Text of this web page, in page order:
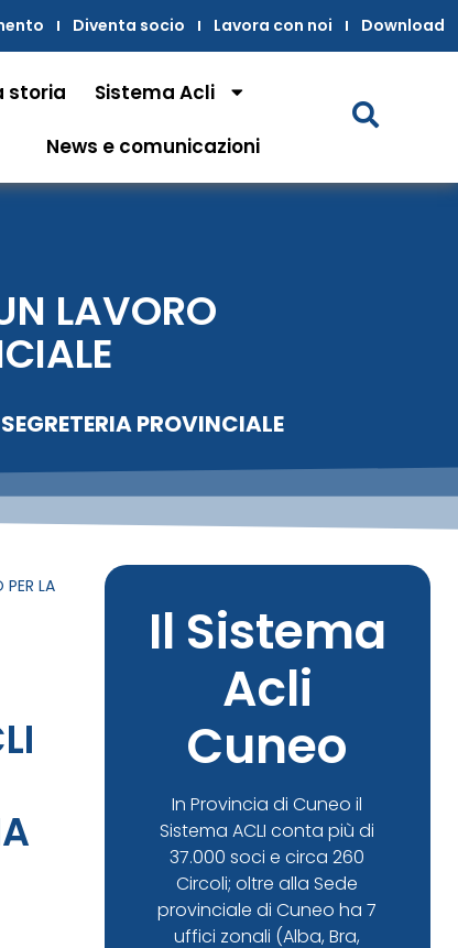
Diventa socio Lavora con noi Download
storia Sistema Acli
News e comunicazioni
LAVORO
PROVINCIALE
LA
Il Sistema
Acli
Cuneo
In Provincia di Cuneo il
Sistema ACLI conta più di
37.000 soci e circa 260
Circoli; oltre alla Sede
provinciale di Cuneo ha 7
uffici zonali (Alba, Bra,